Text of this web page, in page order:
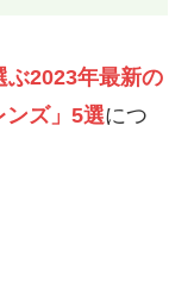
ぶ2023年最新の
ンズ」5選につ